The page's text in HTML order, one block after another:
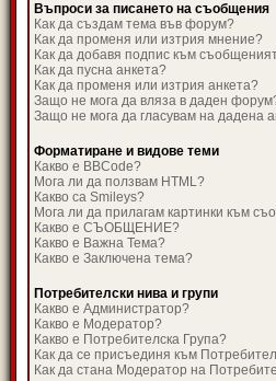
Въпроси за писането на съобщения
Как да създам тема във форум?
Как да променя или изтрия мнение?
Как да добавя подпис към
Как да пусна анкета?
Как да променя или изтрия анкета?
Защо не мога да вляза в даден
Защо не мога да гласувам на дадена
Форматиране и видове теми
Какво е BBCode?
Мога ли да ползвам HTML?
Какво са Smileys?
Мога ли да прилагам картинки към
Какво е СЪОБЩЕНИЕ?
Какво е Важна Тема?
Какво е Заключена тема?
Потребителски нива и групи
Какво е Администратор?
Какво е Модератор?
Какво е Потребителска Група?
Как да се присъединя към
Как да стана Модератор на